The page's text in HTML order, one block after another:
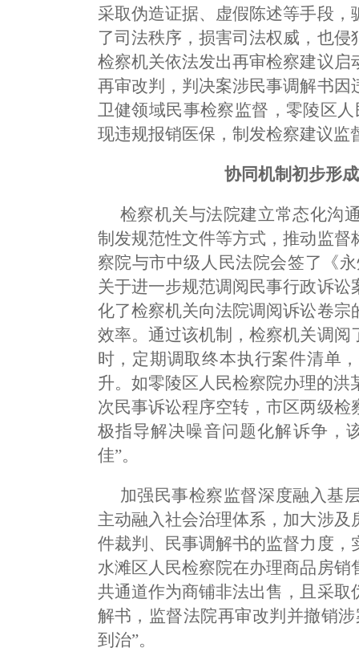
采取伪造证据、虚假陈述等手段
了司法秩序，损害司法权威，也
检察机关依法发出再审检察建议
再审改判，判决案涉民事调解书
卫健领域民事检察监督，零陵区
现违规报销医保，制发检察建议监
协同机制初步形
检察机关与法院建立常态化沟
制发规范性文件等方式，推动监
察院与市中级人民法院会签了《
关于进一步规范调阅民事行政诉
化了检察机关向法院调阅诉讼卷
效率。通过该机制，检察机关调
时，定期调取终本执行案件清单
升。如零陵区人民检察院办理的
次民事诉讼程序空转，市区两级
极指导解决噪音问题化解诉争，
佳”。
加强民事检察监督深度融入基
主动融入社会治理体系，加大涉
件裁判、民事调解书的监督力度
水滩区人民检察院在办理商品房
共通道作为商铺非法出售，且采
解书，监督法院再审改判并撤销
到治”。